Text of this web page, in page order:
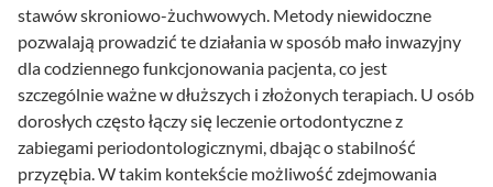
stawów skroniowo-żuchwowych. Metody niewidoczne
pozwalają prowadzić te działania w sposób mało inwazyjny
dla codziennego funkcjonowania pacjenta, co jest
szczególnie ważne w dłuższych i złożonych terapiach. U osób
dorosłych często łączy się leczenie ortodontyczne z
zabiegami periodontologicznymi, dbając o stabilność
przyzębia. W takim kontekście możliwość zdejmowania